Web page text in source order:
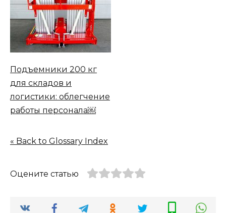
Подъемники 200 кг
для складов и
логистики: облегчение
работы персонала￼
« Back to Glossary Index
Оцените статью